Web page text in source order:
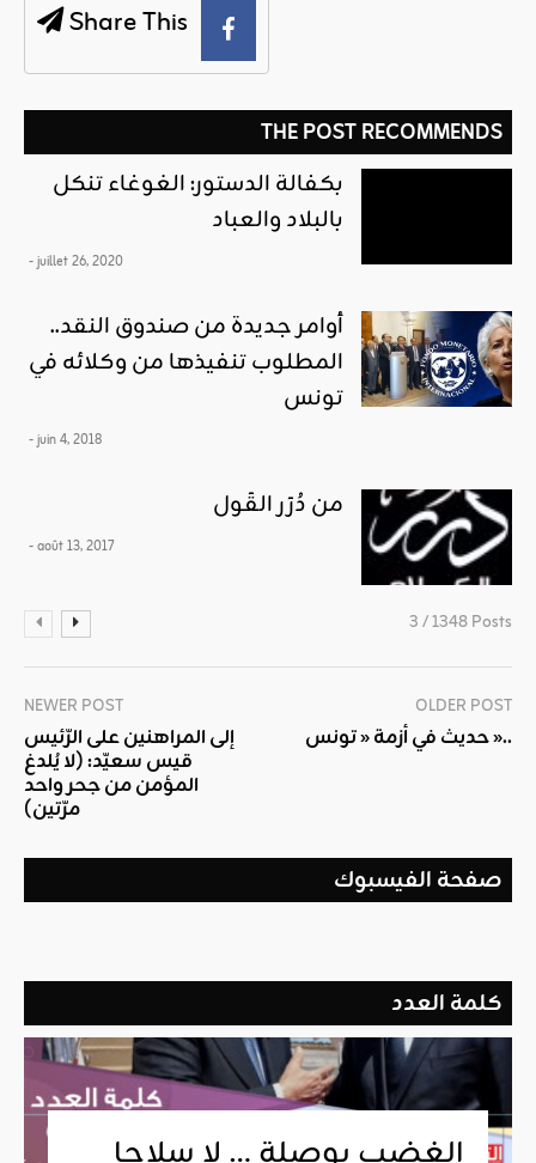
Share This
THE POST RECOMMENDS
بكفالة الدستور: الغوغاء تنكل
بالبلاد والعباد
- juillet 26, 2020
أوامر جديدة من صندوق النقد..
المطلوب تنفيذها من وكلائه في
تونس
- juin 4, 2018
من دُرَر القَول
- août 13, 2017
3 / 1348 Posts
NEWER POST
إلى المراهنين على الرّئيس
قيس سعيّد: (لا يُلدغ
المؤمن من جحر واحد
مرّتين)
OLDER POST
حديث في أزمة « تونس »..
صفحة الفيسبوك
كلمة العدد